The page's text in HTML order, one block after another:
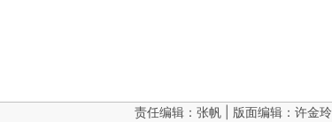
责任编辑：张帆 | 版面编辑：许金玲